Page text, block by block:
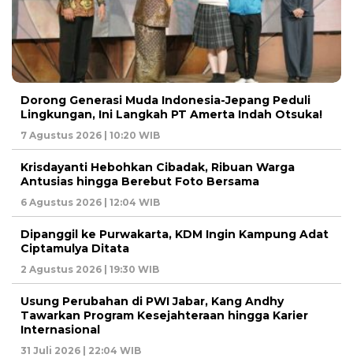
Dorong Generasi Muda Indonesia-Jepang Peduli
Lingkungan, Ini Langkah PT Amerta Indah Otsuka!
7 Agustus 2026 | 10:20 WIB
Krisdayanti Hebohkan Cibadak, Ribuan Warga
Antusias hingga Berebut Foto Bersama
6 Agustus 2026 | 12:04 WIB
Dipanggil ke Purwakarta, KDM Ingin Kampung Adat
Ciptamulya Ditata
2 Agustus 2026 | 19:30 WIB
Usung Perubahan di PWI Jabar, Kang Andhy
Tawarkan Program Kesejahteraan hingga Karier
Internasional
31 Juli 2026 | 22:04 WIB